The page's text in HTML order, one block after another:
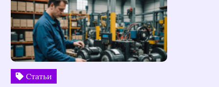
Статьи